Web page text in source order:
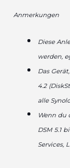
Anmerkungen
Diese
werden,
Das
4.2
alle
Wenn du
DSM 5.1
Services,